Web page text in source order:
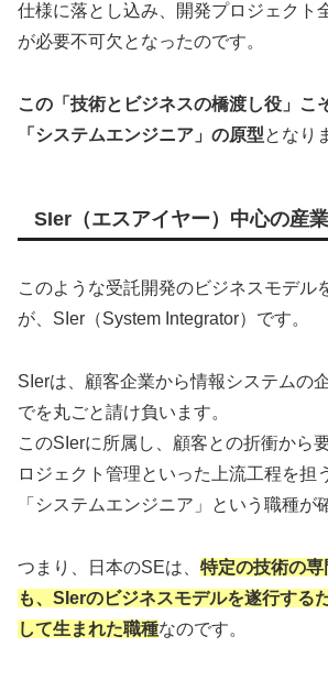
仕様に落とし込み、開発プロジェクト
が必要不可欠となったのです。
この「技術とビジネスの橋渡し役」こ
「システムエンジニア」の原型となり
SIer（エスアイヤー）中心の産
このような受託開発のビジネスモデル
が、SIer（System Integrator）です。
SIerは、顧客企業から情報システムの
でを丸ごと請け負います。
このSIerに所属し、顧客との折衝から
ロジェクト管理といった上流工程を担
「システムエンジニア」という職種が
つまり、日本のSEは、 特定の技術の専
も、SIerのビジネスモデルを遂行する
して生まれた職種なのです。